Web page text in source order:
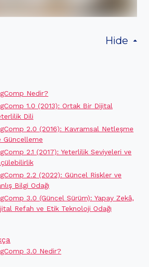
Hide
Nedir?
1.0 (2013): Ortak Bir Dijital
Dili
2.0 (2016): Kavramsal Netleşme
Güncelleme
2.1 (2017): Yeterlilik Seviyeleri ve
2.2 (2022): Güncel Riskler ve
Bilgi Odağı
3.0 (Güncel Sürüm): Yapay Zekâ,
Refah ve Etik Teknoloji Odağı
3.0 Nedir?